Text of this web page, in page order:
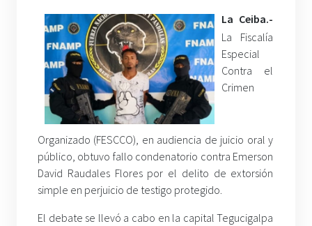
La Ceiba.-
La Fiscalía
Especial
Contra el
Crimen
Organizado (FESCCO), en audiencia de juicio oral y
público, obtuvo fallo condenatorio contra Emerson
David Raudales Flores por el delito de extorsión
simple en perjuicio de testigo protegido.
El debate se llevó a cabo en la capital Tegucigalpa